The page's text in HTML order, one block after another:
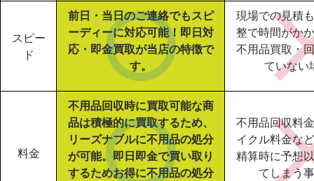
スピー
ド
前日・当日のご連絡でもスピ
ーディーに対応可能！即日対
応・即金買取が当店の特徴で
す。
現場での見積
整で時間がか
不用品買取・
ていない
料金
不用品回収時に買取可能な商
品は積極的に買取するため、
リーズナブルに不用品の処分
が可能。即日即金で買い取り
するためお得に不用品の処分
不用品回収料
イクル料金な
精算時に予想
てしまう